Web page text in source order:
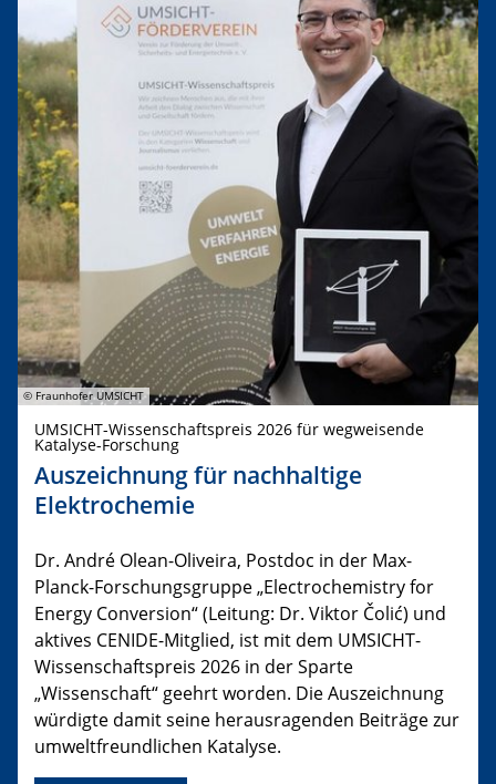
© Fraunhofer UMSICHT
UMSICHT-Wissenschaftspreis 2026 für wegweisende
Katalyse-Forschung
Auszeichnung für nachhaltige
Elektrochemie
Dr. André Olean-Oliveira, Postdoc in der Max-
Planck-Forschungsgruppe „Electrochemistry for
Energy Conversion“ (Leitung: Dr. Viktor Čolić) und
aktives CENIDE-Mitglied, ist mit dem UMSICHT-
Wissenschaftspreis 2026 in der Sparte
„Wissenschaft“ geehrt worden. Die Auszeichnung
würdigte damit seine herausragenden Beiträge zur
umweltfreundlichen Katalyse.